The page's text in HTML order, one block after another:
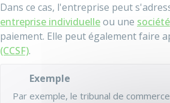
Dans ce cas, l'entreprise peut
entreprise individuelleou une société
paiement. Elle peut également faire
(CCSF).
Exemple
Par exemple, le tribunal de